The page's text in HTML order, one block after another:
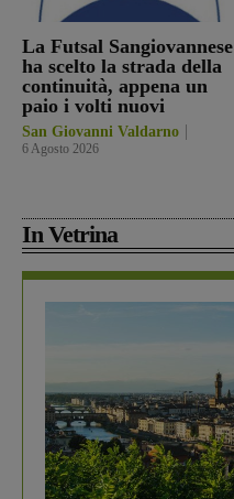
La Futsal Sangiovannese
ha scelto la strada della
continuità, appena un
paio i volti nuovi
San Giovanni Valdarno
6 Agosto 2026
In Vetrina